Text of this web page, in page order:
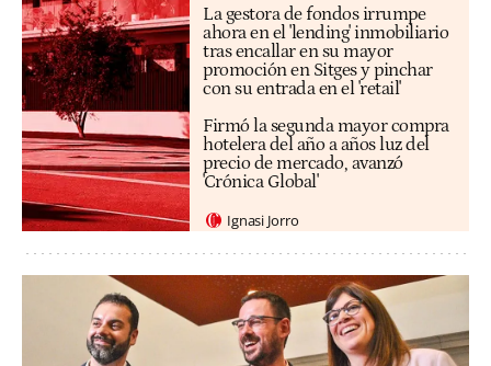
La gestora de fondos irrumpe
ahora en el 'lending' inmobiliario
tras encallar en su mayor
promoción en Sitges y pinchar
con su entrada en el 'retail'
Firmó la segunda mayor compra
hotelera del año a años luz del
precio de mercado, avanzó
'Crónica Global'
Ignasi Jorro